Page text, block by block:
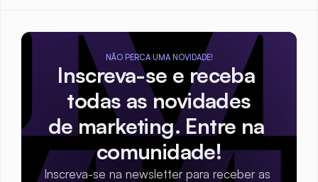
NÃO PERCA UMA NOVIDADE!
Inscreva-se e receba
todas as novidades
de marketing. Entre na
comunidade!
Inscreva-se na newsletter para receber as